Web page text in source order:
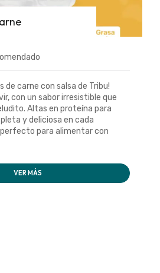
de carne con salsa de Tribu!
con un sabor irresistible que
Altas en proteína para
y deliciosa en cada
perfecto para alimentar con
VER MÁS